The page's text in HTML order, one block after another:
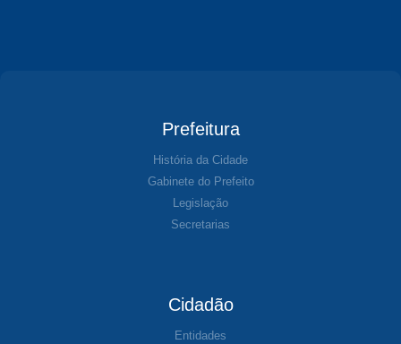
Prefeitura
História da Cidade
Gabinete do Prefeito
Legislação
Secretarias
Cidadão
Entidades